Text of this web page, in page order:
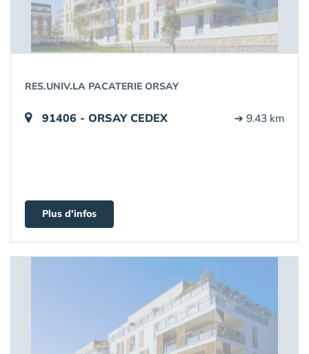
RES.UNIV.LA PACATERIE ORSAY
91406 - ORSAY CEDEX ➔ 9.43 km
Plus d'infos